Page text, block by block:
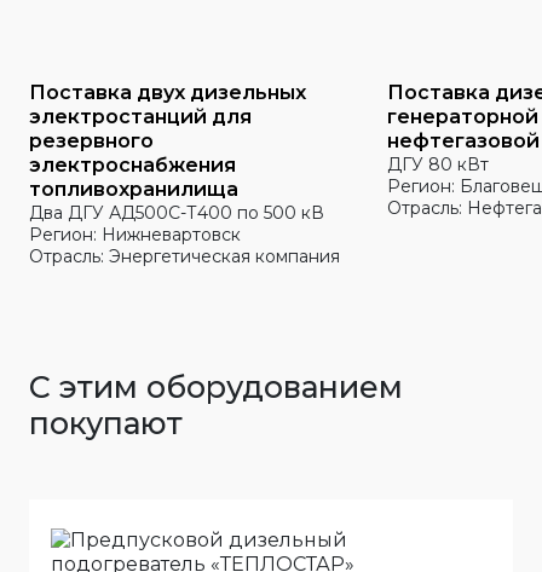
Поставка двух дизельных
электростанций для
резервного
электроснабжения
топливохранилища
Два ДГУ АД500С-Т400 по 500 кВ
Регион: Нижневартовск
Отрасль: Энергетическая компания
Поставка
ДГУ 80 кВт
Регион:
Отрасль:
С этим оборудованием
покупают